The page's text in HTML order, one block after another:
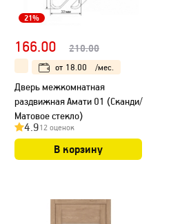
21%
166.00 210.00
от 18.00 /мес.
Дверь межкомнатная
раздвижная Амати 01 (Сканди/
Матовое стекло)
4.912 оценок
В корзину